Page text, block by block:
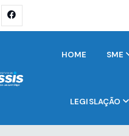
HOME SME
LEGISLAÇÃO